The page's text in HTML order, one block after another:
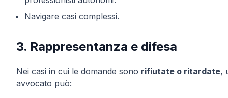
Navigare casi complessi.
3. Rappresentanza e difesa
Nei casi in cui le domande sono rifiutate o ritardate,
avvocato può: